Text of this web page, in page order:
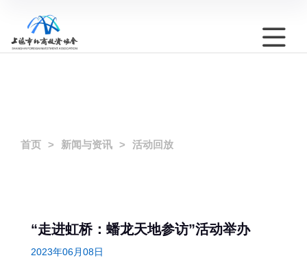
首页 新闻与资讯 活动回放
“走进虹桥：蟠龙天地参访”活动举办
2023年06月08日